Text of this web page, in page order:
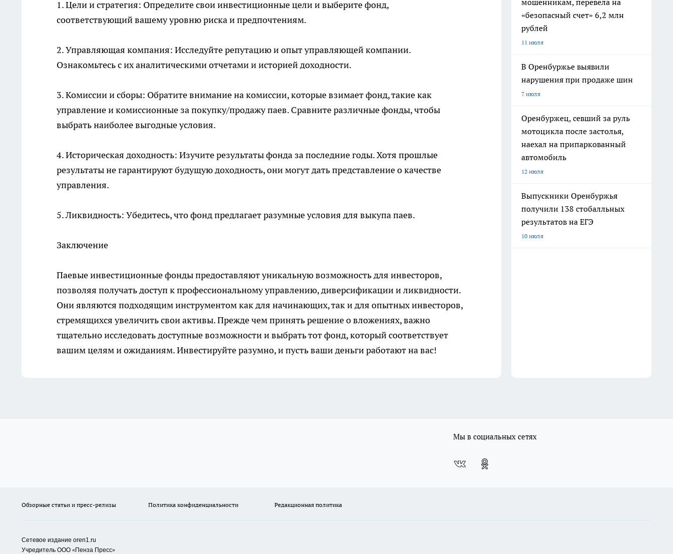
1. Цели и стратегия: Определите свои инвестиционные цели и выберите фонд,
соответствующий вашему уровню риска и предпочтениям.
2. Управляющая компания: Исследуйте репутацию и опыт управляющей компании.
Ознакомьтесь с их аналитическими отчетами и историей доходности.
3. Комиссии и сборы: Обратите внимание на комиссии, которые взимает фонд, такие как
управление и комиссионные за покупку/продажу паев. Сравните различные фонды, чтобы
выбрать наиболее выгодные условия.
4. Историческая доходность: Изучите результаты фонда за последние годы. Хотя прошлые
результаты не гарантируют будущую доходность, они могут дать представление о качестве
управления.
5. Ликвидность: Убедитесь, что фонд предлагает разумные условия для выкупа паев.
Заключение
Паевые инвестиционные фонды предоставляют уникальную возможность для инвесторов,
позволяя получать доступ к профессиональному управлению, диверсификации и ликвидности.
Они являются подходящим инструментом как для начинающих, так и для опытных инвесторов,
стремящихся увеличить свои активы. Прежде чем принять решение о вложениях, важно
тщательно исследовать доступные возможности и выбрать тот фонд, который соответствует
вашим целям и ожиданиям. Инвестируйте разумно, и пусть ваши деньги работают на вас!
мошенникам, перевела на
«безопасный счет» 6,2 млн
рублей
11 июля
В Оренбуржье выявили
нарушения при продаже шин
7 июля
Оренбуржец, севший за руль
мотоцикла после застолья,
наехал на припаркованный
автомобиль
12 июля
Выпускники Оренбуржья
получили 138 стобалльных
результатов на ЕГЭ
10 июля
Мы в социальных сетях
Обзорные статьи и пресс-релизы Политика конфиденциальности Редакционная политика
Сетевое издание oren1.ru
Учредитель ООО «Пенза Пресс»